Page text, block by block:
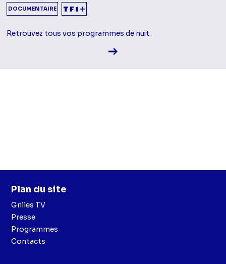
DOCUMENTAIRE
Retrouvez tous vos programmes de nuit.
Voir la fiche diffusion
Plan du site
Grilles TV
Presse
Programmes
Contacts